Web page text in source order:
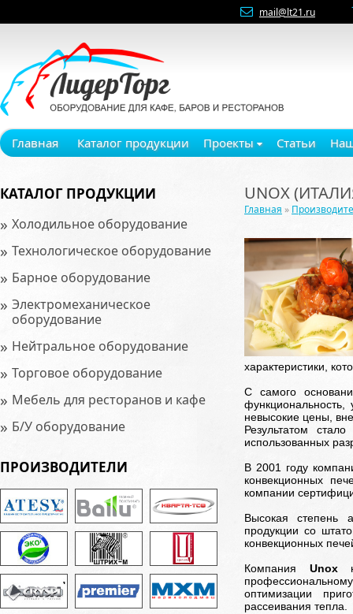
mail@lt21.ru
Главная Каталог продукции Проекты Статьи
КАТАЛОГ ПРОДУКЦИИ
» Холодильное оборудование
» Технологическое оборудование
» Барное оборудование
» Электромеханическое
оборудование
» Нейтральное оборудование
» Торговое оборудование
» Мебель для ресторанов и кафе
» Б/У оборудование
ПРОИЗВОДИТЕЛИ
UNOX
Главная »
характеристики,
С самого
функциональность,
невысокие цены,
Результатом
использованных
В 2001 году
конвекционных
компании
Высокая степень
продукции со
конвекционных
Компания Unox
оптимизации
рассеивания тепла.